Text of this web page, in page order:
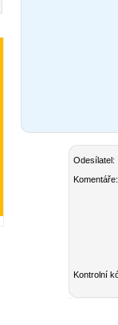
Odesílatel:
Komentáře:
Kontrolní